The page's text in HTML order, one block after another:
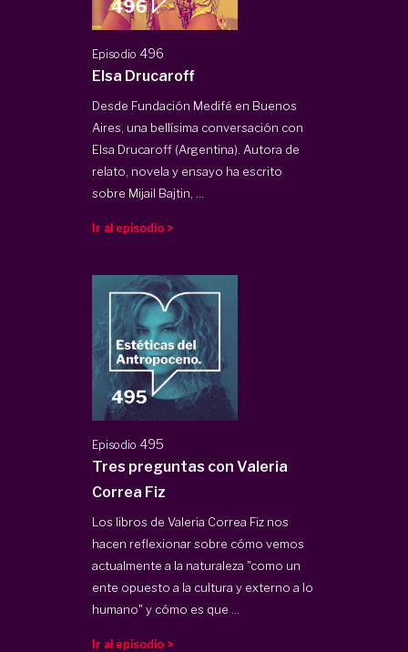
Episodio 496
Elsa Drucaroff
Desde Fundación Medifé en Buenos
Aires, una bellísima conversación con
Elsa Drucaroff (Argentina). Autora de
relato, novela y ensayo ha escrito
sobre Mijail Bajtin, ...
Ir al episodio >
Episodio 495
Tres preguntas con Valeria
Correa Fiz
Los libros de Valeria Correa Fiz nos
hacen reflexionar sobre cómo vemos
actualmente a la naturaleza "como un
ente opuesto a la cultura y externo a lo
humano" y cómo es que ...
Ir al episodio >